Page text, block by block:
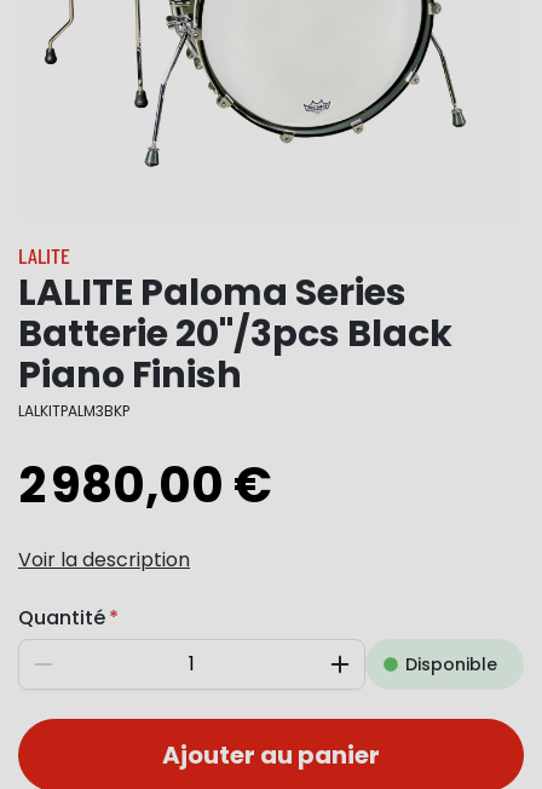
LALITE
LALITE Paloma Series
Batterie 20"/3pcs Black
Piano Finish
LALKITPALM3BKP
2 980,00 €
Voir la description
Quantité
Diminuer AugmenterDisponible
Ajouter au panier